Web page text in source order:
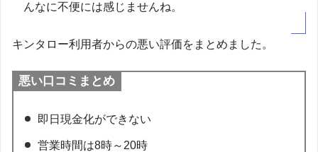
んなに不便には感じませんね。
キンタロー利用者からの悪い評価をまとめました。
悪い口コミまとめ
即日現金化ができない
営業時間は8時～20時